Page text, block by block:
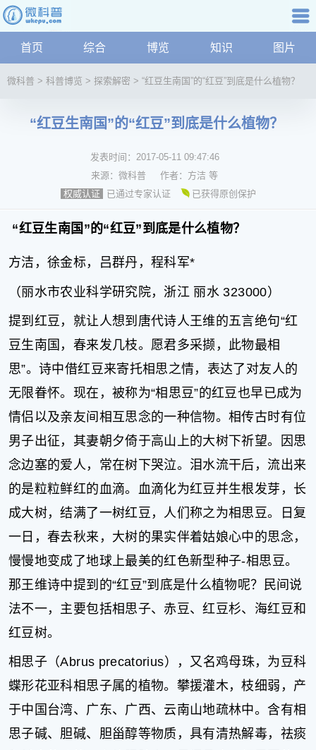
科普知识 航
首页 综合 博览 知识 图片
科
健
康
家
庭
学
术
物
生
百
科
奇
趣
答
图
滚
动
﹥
微科普 > 科普博览 > 探索解密 > “红豆生南国”的“红豆”到底是什么植物？
“红豆生南国”的“红豆”到底是什么植物？
发表时间： 2017-05-11 09:47:46
来源： 微科普 作者： 方洁 等
权威认证
已通过专家认证 已获得原创保护
“红豆生南国”的“红豆”到底是什么植物？
方洁，徐金标，吕群丹，程科军*
（丽水市农业科学研究院，浙江 丽水 323000）
提到红豆，就让人想到唐代诗人王维的五言绝句“红
豆生南国，春来发几枝。愿君多采撷，此物最相
思”。诗中借红豆来寄托相思之情，表达了对友人的
无限眷怀。现在，被称为“相思豆”的红豆也早已成为
情侣以及亲友间相互思念的一种信物。相传古时有位
男子出征，其妻朝夕倚于高山上的大树下祈望。因思
念边塞的爱人，常在树下哭泣。泪水流干后，流出来
的是粒粒鲜红的血滴。血滴化为红豆并生根发芽，长
成大树，结满了一树红豆，人们称之为相思豆。日复
一日，春去秋来，大树的果实伴着姑娘心中的思念，
慢慢地变成了地球上最美的红色新型种子-相思豆。
那王维诗中提到的“红豆”到底是什么植物呢？民间说
法不一，主要包括相思子、赤豆、红豆杉、海红豆和
红豆树。
相思子（Abrus precatorius），又名鸡母珠，为豆科
蝶形花亚科相思子属的植物。攀援灌木，枝细弱，产
于中国台湾、广东、广西、云南山地疏林中。含有相
思子碱、胆碱、胆甾醇等物质，具有清热解毒，祛痰